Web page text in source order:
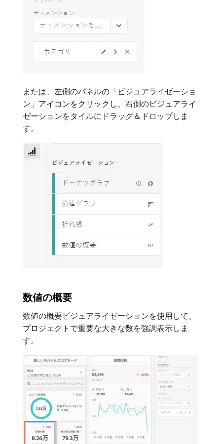
または、左側のパネルの「ビジュアライゼーショ
ン」アイコンをクリックし、右側のビジュアライ
ゼーションをタイルにドラッグ＆ドロップしま
す。
数値の概要
数値の概要ビジュアライゼーションを使用して、
プロジェクトで重要な大きな数を強調表示しま
す。